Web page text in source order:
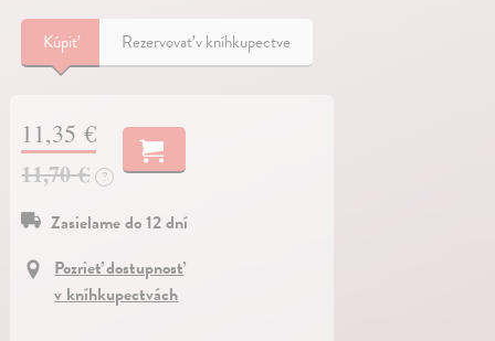
Kúpiť Rezervovať v kníhkupectve
11,35 €
11,70 €
?
Zasielame do 12 dní
Pozrieť dostupnosť
v kníhkupectvách